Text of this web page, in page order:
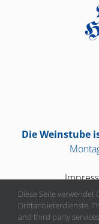
Die Weinstube
Diese Seite verwendet
Drittanbieterdienste.
and third party